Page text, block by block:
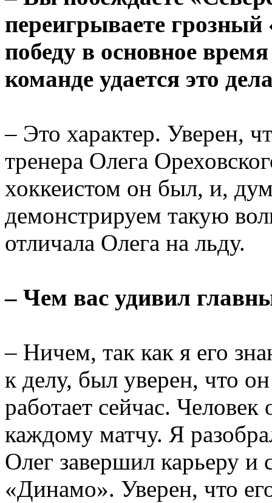
переигрываете
победу в основное
команде удается это
– Это характер. Уверен,
тренера Олега
хоккеистом он был, и,
демонстрируем такую
отличала Олега на льду.
– Чем вас удивил
– Ничем, так как я его
к делу, был уверен, что
работает сейчас. Человек
каждому матчу. Я
Олег завершил карьеру и
«Динамо». Уверен, что